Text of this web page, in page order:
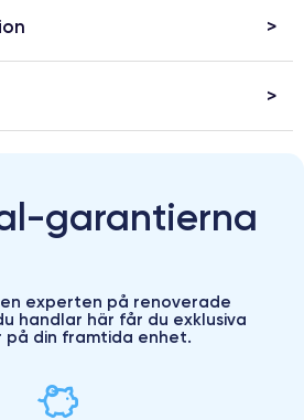
garantierna
experten på renoverade
handlar här får du exklusiva
på din framtida enhet.